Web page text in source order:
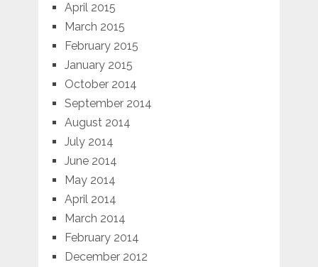
April 2015
March 2015
February 2015
January 2015
October 2014
September 2014
August 2014
July 2014
June 2014
May 2014
April 2014
March 2014
February 2014
December 2012